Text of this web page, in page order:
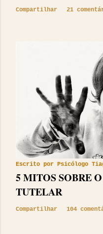
Compartilhar 21
Escrito por Psicólogo
5 MITOS SOBRE
TUTELAR
Compartilhar 104